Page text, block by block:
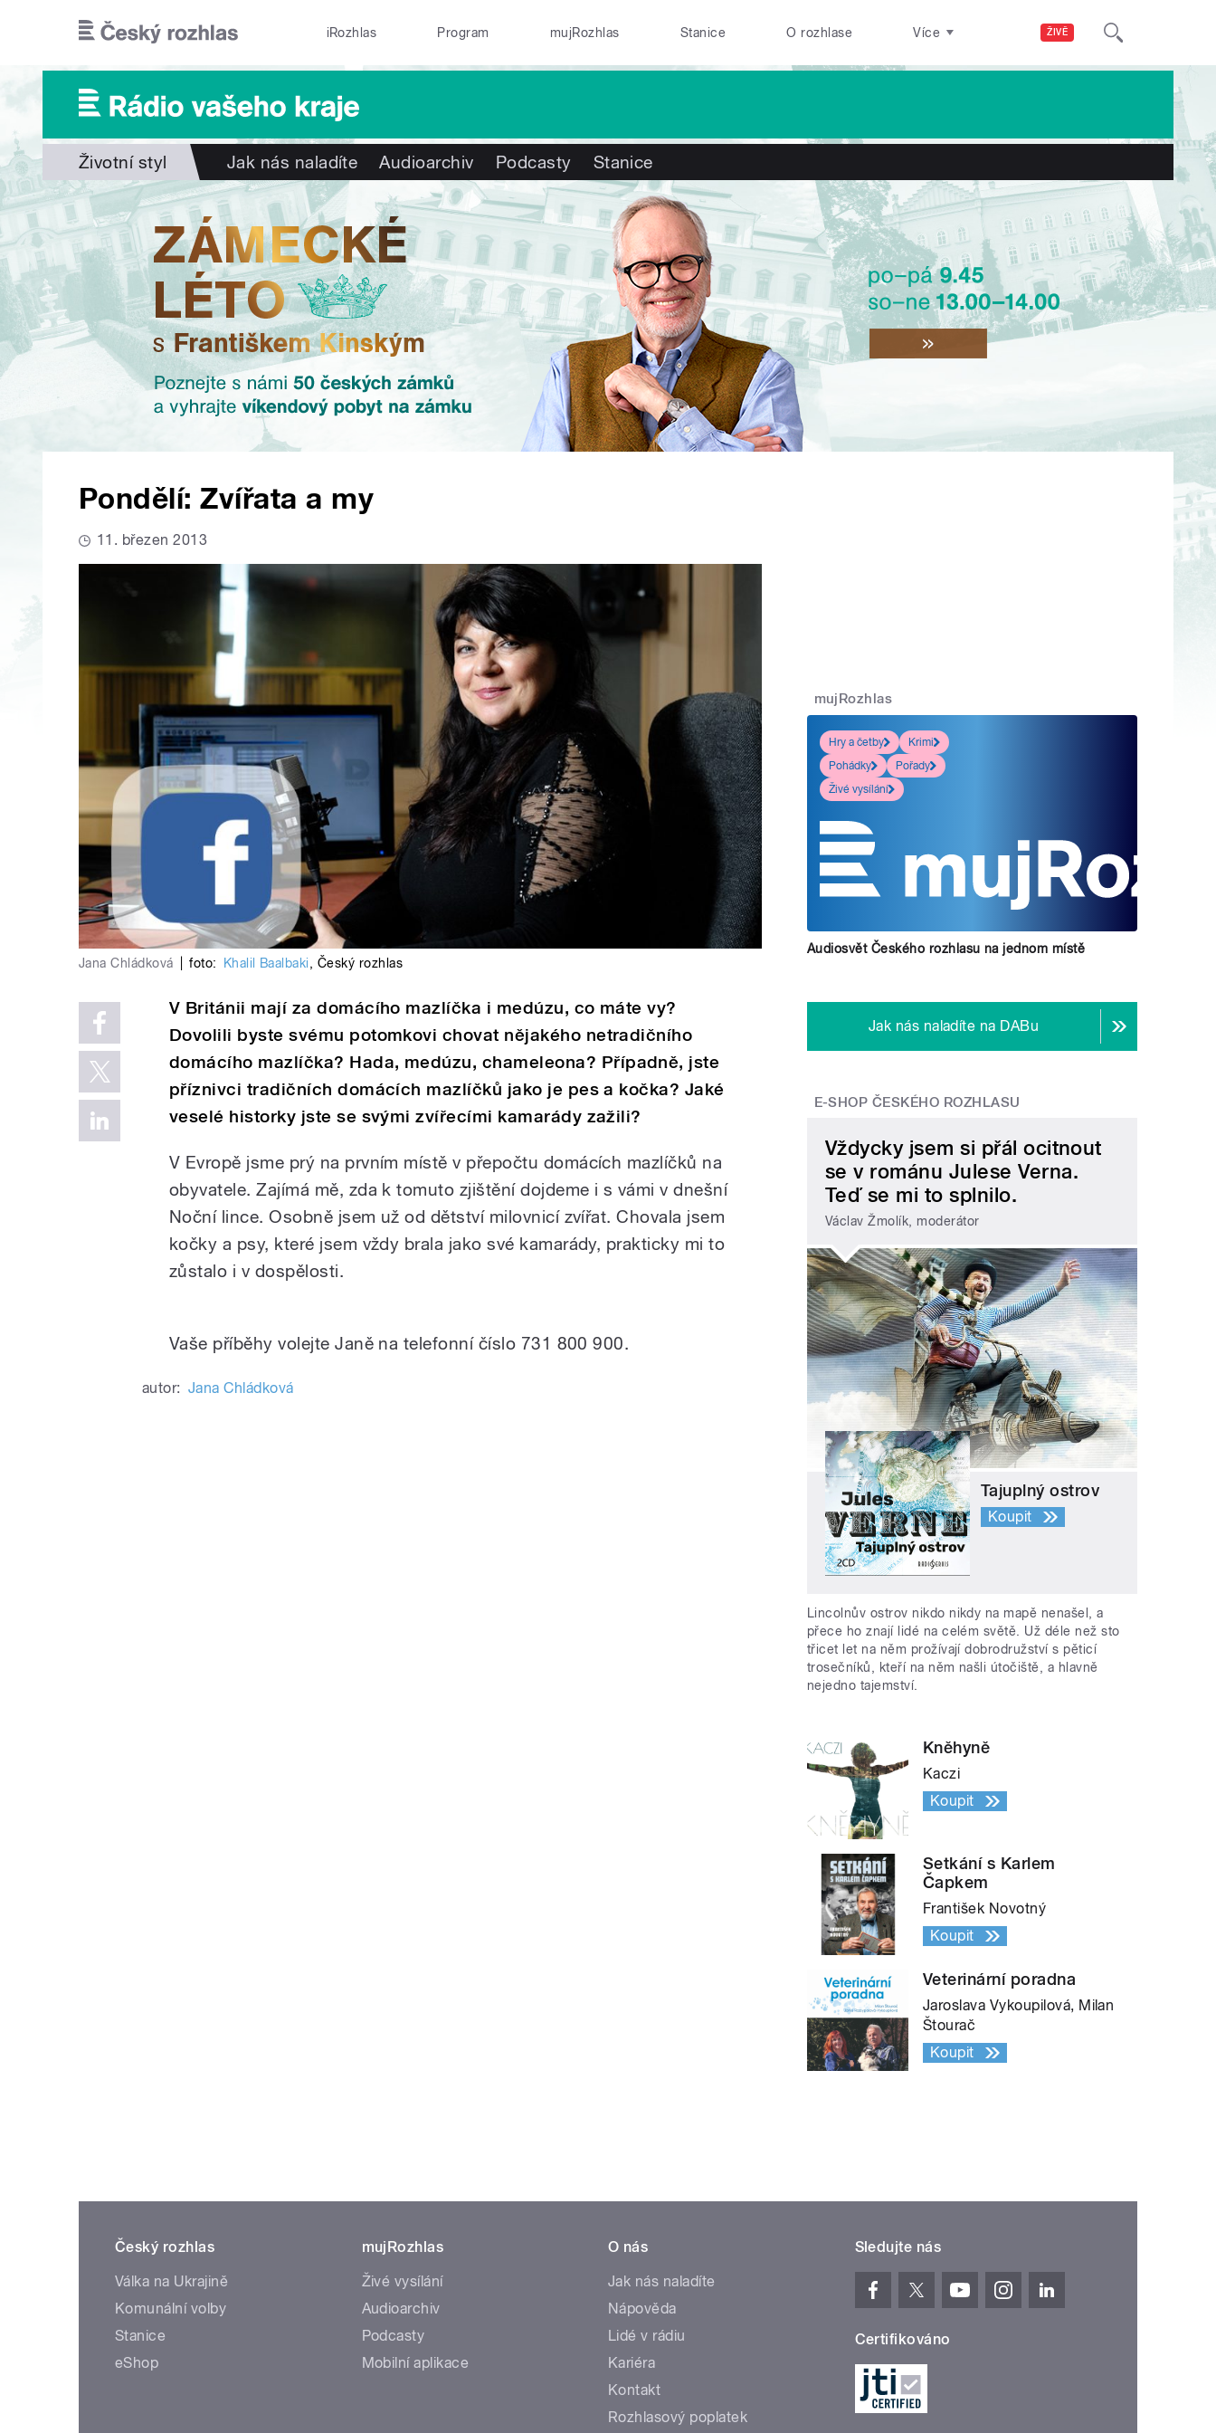
ŽIVĚ
iRozhlas Program mujRozhlas Stanice O rozhlase Více
Životní styl Jak nás naladíte Audioarchiv Podcasty Stanice
Pondělí: Zvířata a my
11. březen 2013
Jana Chládková foto: Khalil Baalbaki, Český rozhlas
V Británii mají za domácího mazlíčka i medúzu, co máte vy?
Dovolili byste svému potomkovi chovat nějakého netradičního
domácího mazlíčka? Hada, medúzu, chameleona? Případně, jste
příznivci tradičních domácích mazlíčků jako je pes a kočka? Jaké
veselé historky jste se svými zvířecími kamarády zažili?
V Evropě jsme prý na prvním místě v přepočtu domácích mazlíčků na
obyvatele. Zajímá mě, zda k tomuto zjištění dojdeme i s vámi v dnešní
Noční lince. Osobně jsem už od dětství milovnicí zvířat. Chovala jsem
kočky a psy, které jsem vždy brala jako své kamarády, prakticky mi to
zůstalo i v dospělosti.
Vaše příběhy volejte Janě na telefonní číslo 731 800 900.
autor: Jana Chládková
mujRozhlas
Hry a četby
Krimi
Pohádky
Pořady
Živé vysílání
Audiosvět Českého rozhlasu na jednom místě
Jak nás naladíte na DABu
E-SHOP ČESKÉHO ROZHLASU
Vždycky jsem si přál ocitnout
se v románu Julese Verna.
Teď se mi to splnilo.
Václav Žmolík, moderátor
Tajuplný ostrov
Koupit
Lincolnův ostrov nikdo nikdy na mapě nenašel, a
přece ho znají lidé na celém světě. Už déle než sto
třicet let na něm prožívají dobrodružství s pěticí
trosečníků, kteří na něm našli útočiště, a hlavně
nejedno tajemství.
Kněhyně
Kaczi
Koupit
Setkání s Karlem
Čapkem
František Novotný
Koupit
Veterinární poradna
Jaroslava Vykoupilová, Milan
Štourač
Koupit
Český rozhlas
Válka na Ukrajině
Komunální volby
Stanice
eShop
mujRozhlas
Živé vysílání
Audioarchiv
Podcasty
Mobilní aplikace
O nás
Jak nás naladíte
Nápověda
Lidé v rádiu
Kariéra
Kontakt
Rozhlasový poplatek
Sledujte nás
Certifikováno